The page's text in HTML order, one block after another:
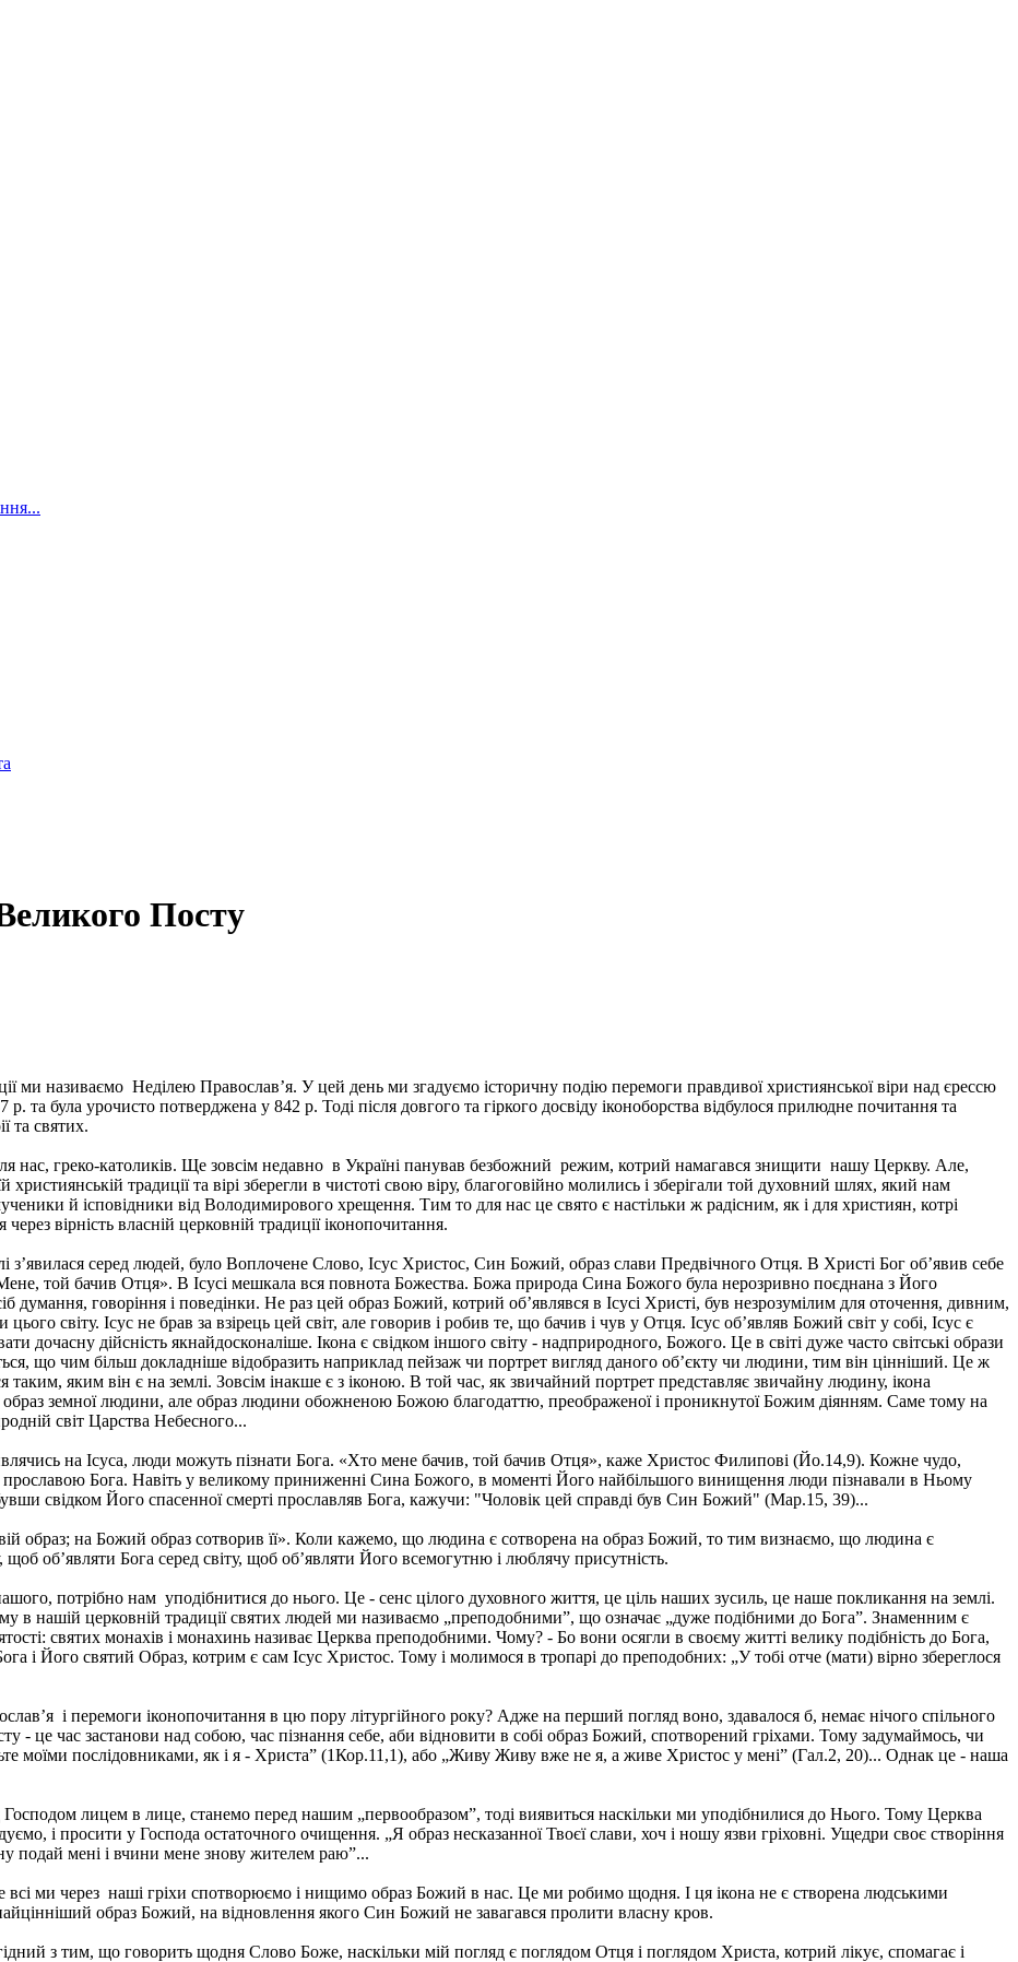
Посту
ми називаємо Неділею Православ’я. У цей день ми згадуємо історичну подію перемоги правдивої християнської віри над єрессю
та була урочисто потверджена у 842 р. Тоді після довгого та гіркого досвіду іконоборства відбулося прилюдне почитання та
та святих.
нас, греко-католиків. Ще зовсім недавно в Україні панував безбожний режим, котрий намагався знищити нашу Церкву. Але,
традиції та вірі зберегли в чистоті свою віру, благоговійно молились і зберігали той духовний шлях, який нам
й ісповідники від Володимирового хрещення. Тим то для нас це свято є настільки ж радісним, як і для християн, котрі
вірність власній церковній традиції іконопочитання.
з’явилася серед людей, було Воплочене Слово, Ісус Христос, Син Божий, образ слави Предвічного Отця. В Христі Бог об’явив себе
той бачив Отця». В Ісусі мешкала вся повнота Божества. Божа природа Сина Божого була нерозривно поєднана з Його
думання, говоріння і поведінки. Не раз цей образ Божий, котрий об’являвся в Ісусі Христі, був незрозумілим для оточення, дивним,
світу. Ісус не брав за взірець цей світ, але говорив і робив те, що бачив і чув у Отця. Ісус об’являв Божий світ у собі, Ісус є
дочасну дійсність якнайдосконаліше. Ікона є свідком іншого світу - надприродного, Божого. Це в світі дуже часто світські образи
що чим більш докладніше відобразить наприклад пейзаж чи портрет вигляд даного об’єкту чи людини, тим він цінніший. Це ж
таким, яким він є на землі. Зовсім інакше є з іконою. В той час, як звичайний портрет представляє звичайну людину, ікона
образ земної людини, але образ людини обожненою Божою благодаттю, преображеної і проникнутої Божим діянням. Саме тому на
світ Царства Небесного...
на Ісуса, люди можуть пізнати Бога. «Хто мене бачив, той бачив Отця», каже Христос Филипові (Йо.14,9). Кожне чудо,
Бога. Навіть у великому приниженні Сина Божого, в моменті Його найбільшого винищення люди пізнавали в Ньому
свідком Його спасенної смерті прославляв Бога, кажучи: "Чоловік цей справді був Син Божий" (Мар.15, 39)...
образ; на Божий образ сотворив її». Коли кажемо, що людина є сотворена на образ Божий, то тим визнаємо, що людина є
об’являти Бога серед світу, щоб об’являти Його всемогутню і люблячу присутність.
потрібно нам уподібнитися до нього. Це - сенс цілого духовного життя, це ціль наших зусиль, це наше покликання на землі.
в нашій церковній традиції святих людей ми називаємо „преподобними”, що означає „дуже подібними до Бога”. Знаменним є
святих монахів і монахинь називає Церква преподобними. Чому? - Бо вони осягли в своєму житті велику подібність до Бога,
і Його святий Образ, котрим є сам Ісус Христос. Тому і молимося в тропарі до преподобних: „У тобі отче (мати) вірно збереглося
і перемоги іконопочитання в цю пору літургійного року? Адже на перший погляд воно, здавалося б, немає нічого спільного
- це час застанови над собою, час пізнання себе, аби відновити в собі образ Божий, спотворений гріхами. Тому задумаймось, чи
моїми послідовниками, як і я - Христа” (1Кор.11,1), або „Живу Живу вже не я, а живе Христос у мені” (Гал.2, 20)... Однак це - наша
лицем в лице, станемо перед нашим „первообразом”, тоді виявиться наскільки ми уподібнилися до Нього. Тому Церква
і просити у Господа остаточного очищення. „Я образ несказанної Твоєї слави, хоч і ношу язви гріховні. Ущедри своє створіння
подай мені і вчини мене знову жителем раю”...
всі ми через наші гріхи спотворюємо і нищимо образ Божий в нас. Це ми робимо щодня. І ця ікона не є створена людськими
образ Божий, на відновлення якого Син Божий не завагався пролити власну кров.
з тим, що говорить щодня Слово Боже, наскільки мій погляд є поглядом Отця і поглядом Христа, котрий лікує, спомагає і